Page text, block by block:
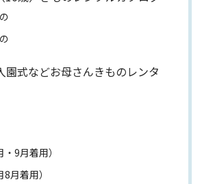
園式などお母さんきものレンタ
9月着用）
月着用）